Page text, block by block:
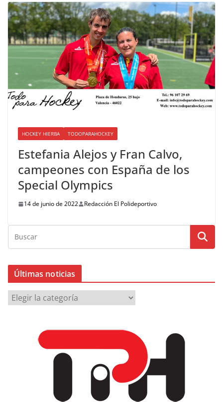
HOCKEY HIERBA TODOPARAHOCKEY
Estefania Alejos y Fran Calvo,
campeones con España de los
Special Olympics
14 de junio de 2022 Redacción El Polideportivo
Últimas noticias
Ú